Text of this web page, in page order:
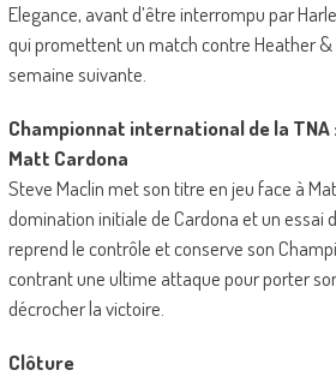
Elegance, avant d’être interrompu par
qui promettent un match contre Heather &
semaine suivante.
Championnat international de la TNA
Matt Cardona
Steve Maclin met son titre en jeu face à
domination initiale de Cardona et un essai
reprend le contrôle et conserve son
contrant une ultime attaque pour porter
décrocher la victoire.
Clôture